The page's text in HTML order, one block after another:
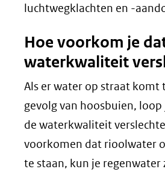
luchtwegklachten en -
Hoe voorkom je
waterkwaliteit
Als er water op straat komt
gevolg van hoosbuien,
de waterkwaliteit
voorkomen dat rioolwater
te staan, kun je